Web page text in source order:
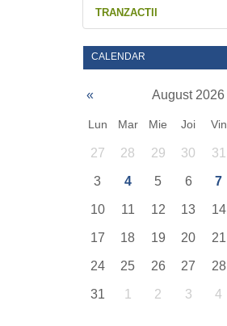
TRANZACTII
CALENDAR
« August 2026
Lun Mar Mie Joi Vin
27 28 29 30 31
3 4 5 6 7
10 11 12 13 14
17 18 19 20 21
24 25 26 27 28
31 1 2 3 4